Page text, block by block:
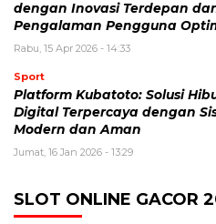
dengan Inovasi Terdepan
Pengalaman Pengguna
Rabu, 15 Apr 2026 - 14:33
Sport
Platform Kubatoto: Solusi
Digital Terpercaya dengan
Modern dan Aman
Jumat, 16 Jan 2026 - 13:29
SLOT ONLINE GACOR